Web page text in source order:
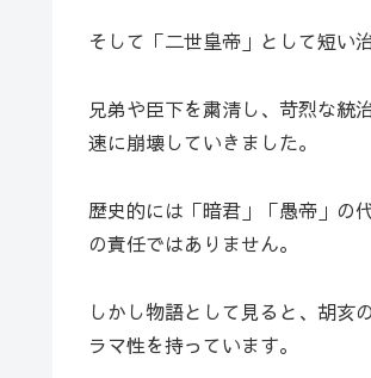
そして「二世皇帝」として短い
兄弟や臣下を粛清し、苛烈な統
速に崩壊していきました。
歴史的には「暗君」「愚帝」の
の責任ではありません。
しかし物語として見ると、胡亥
ラマ性を持っています。